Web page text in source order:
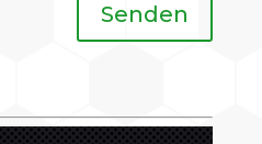
Senden